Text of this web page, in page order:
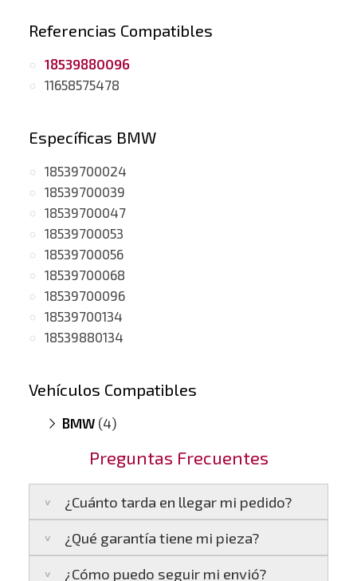
Referencias Compatibles
18539880096
11658575478
Específicas BMW
18539700024
18539700039
18539700047
18539700053
18539700056
18539700068
18539700096
18539700134
18539880134
Vehículos Compatibles
BMW (4)
M550 dX 3.0(motor B57-D30C)
X6 G06(motor B57-D30C)
X7 G07(motor B57-D30C)
Preguntas Frecuentes
¿Cuánto tarda en llegar mi pedido?
Península:Entregamos en un plazo estimado
de24 a 48 horas laborables, si realizas tu
pedido antes de las17:00 h.
¿Qué garantía tiene mi pieza?
¿Cómo puedo seguir mi envió?